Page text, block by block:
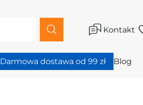
Kontakt
Darmowa dostawa od 99 zł Blog